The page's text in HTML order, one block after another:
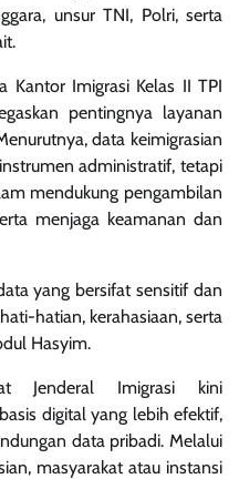
unsur TNI, Polri, serta
Kantor Imigrasi Kelas II TPI
pentingnya layanan
data keimigrasian
administratif, tetapi
mendukung pengambilan
menjaga keamanan dan
yang bersifat sensitif dan
hatian, kerahasiaan, serta
Hasyim.
Jenderal Imigrasi kini
digital yang lebih efektif,
data pribadi. Melalui
masyarakat atau instansi